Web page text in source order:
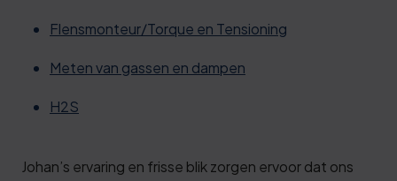
Flensmonteur/Torque en Tensioning
Meten van gassen en dampen
H2S
Johan’s ervaring en frisse blik zorgen ervoor dat ons